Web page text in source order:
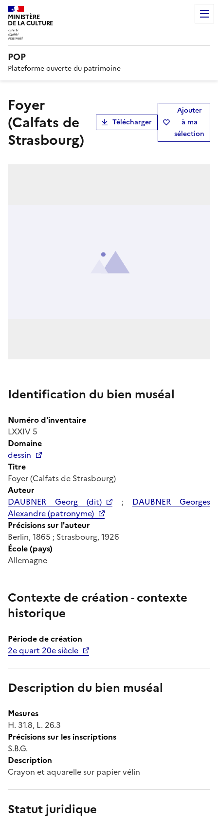
MINISTÈRE
DE LA CULTURE
POP
Plateforme ouverte du patrimoine
Foyer
(Calfats de
Strasbourg)
Télécharger
Ajouter
à ma
sélection
Identification du bien muséal
Numéro d'inventaire
LXXIV 5
Domaine
dessin
Titre
Foyer (Calfats de Strasbourg)
Auteur
DAUBNER Georg (dit)
; DAUBNER Georges
Alexandre (patronyme)
Précisions sur l'auteur
Berlin, 1865 ; Strasbourg, 1926
École (pays)
Allemagne
Contexte de création - contexte
historique
Période de création
2e quart 20e siècle
Description du bien muséal
Mesures
H. 31.8, L. 26.3
Précisions sur les inscriptions
S.B.G.
Description
Crayon et aquarelle sur papier vélin
Statut juridique